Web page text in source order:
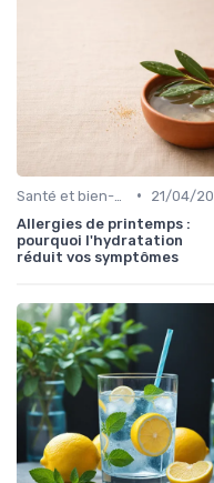
•
21/04/
Allergies de printemps :
pourquoi l'hydratation
réduit vos symptômes